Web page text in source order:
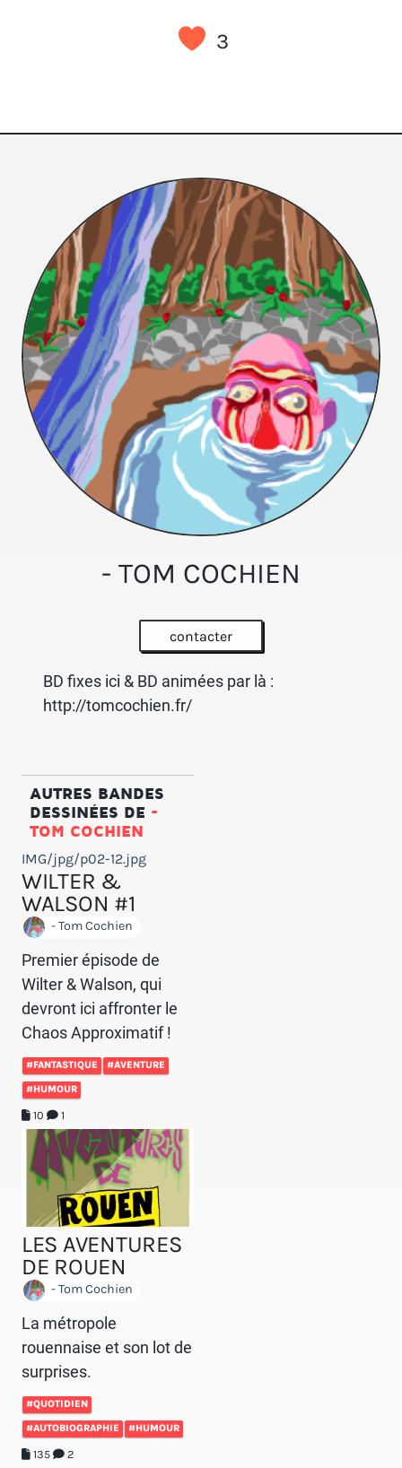
3
- TOM COCHIEN
contacter
BD fixes ici & BD animées par là :
http://tomcochien.fr/
AUTRES BANDES
DESSINÉES DE -
TOM COCHIEN
IMG/jpg/p02-12.jpg
WILTER &
WALSON #1
- Tom Cochien
Premier épisode de
Wilter & Walson, qui
devront ici affronter le
Chaos Approximatif !
#FANTASTIQUE #AVENTURE
#HUMOUR
10 1
LES AVENTURES
DE ROUEN
- Tom Cochien
La métropole
rouennaise et son lot de
surprises.
#QUOTIDIEN
#AUTOBIOGRAPHIE #HUMOUR
135 2